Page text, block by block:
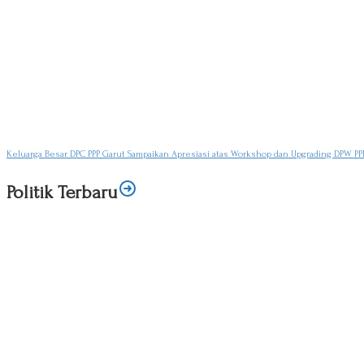
Keluarga Besar DPC PPP Garut Sampaikan Apresiasi atas Workshop dan Upgrading DPW
Politik Terbaru